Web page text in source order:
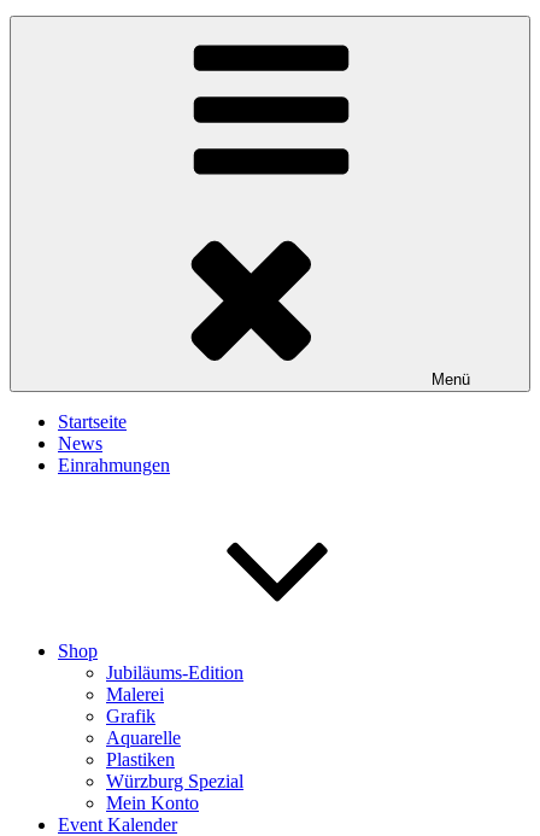
Menü
Startseite
News
Einrahmungen
Shop
Jubiläums-Edition
Malerei
Grafik
Aquarelle
Plastiken
Würzburg Spezial
Mein Konto
Event Kalender